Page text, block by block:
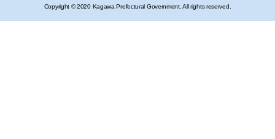
Copyright © 2020 Kagawa Prefectural Government. All rights reserved.